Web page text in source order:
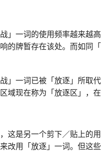
战」一词的使用频率越来
的牌暂存在该处。而如同
战」一词已被「放逐」所
域现在称为「放逐区」，
这是另一个剪下／贴上的
改用「放逐」一词。但这